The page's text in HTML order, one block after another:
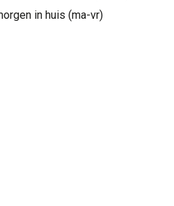
in huis (ma-vr)